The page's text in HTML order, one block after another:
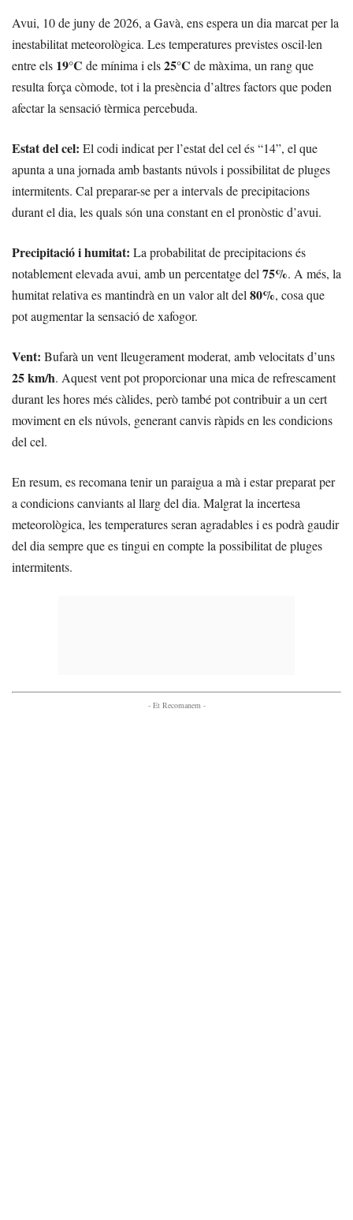
Avui, 10 de juny de 2026, a Gavà, ens espera un dia marcat per la
inestabilitat meteorològica. Les temperatures previstes oscil·len
entre els 19°C de mínima i els25°C de màxima, un rang que
resulta força còmode, tot i la presència d’altres factors que poden
afectar la sensació tèrmica percebuda.
Estat del cel: El codi indicat per l’estat del cel és “14”, el que
apunta a una jornada amb bastants núvols i possibilitat de pluges
intermitents. Cal preparar-se per a intervals de precipitacions
durant el dia, les quals són una constant en el pronòstic d’avui.
Precipitació i humitat: La probabilitat de precipitacions és
notablement elevada avui, amb un percentatge del75%. A més, la
humitat relativa es mantindrà en un valor alt del80%, cosa que
pot augmentar la sensació de xafogor.
Vent: Bufarà un vent lleugerament moderat, amb velocitats d’uns
25 km/h. Aquest vent pot proporcionar una mica de refrescament
durant les hores més càlides, però també pot contribuir a un cert
moviment en els núvols, generant canvis ràpids en les condicions
del cel.
En resum, es recomana tenir un paraigua a mà i estar preparat per
a condicions canviants al llarg del dia. Malgrat la incertesa
meteorològica, les temperatures seran agradables i es podrà gaudir
del dia sempre que es tingui en compte la possibilitat de pluges
intermitents.
- Et Recomanem -